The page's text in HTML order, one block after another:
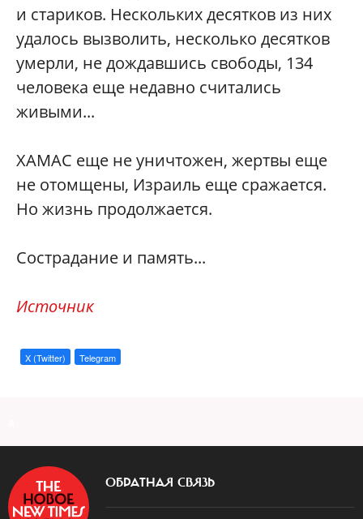
и стариков. Нескольких десятков из них
удалось вызволить, несколько десятков
умерли, не дождавшись свободы, 134
человека еще недавно считались
живыми...
ХАМАС еще не уничтожен, жертвы еще
не отомщены, Израиль еще сражается.
Но жизнь продолжается.
Сострадание и память...
Источник
X (Twitter) Telegram
ОБРАТНАЯ СВЯЗЬ